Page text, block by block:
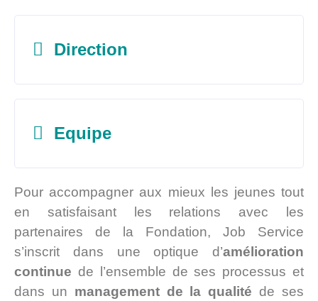
Direction
Equipe
Pour accompagner aux mieux les jeunes tout
en satisfaisant les relations avec les
partenaires de la Fondation, Job Service
s’inscrit dans une optique d’amélioration
continue de l’ensemble de ses processus et
dans un management de la qualité de ses